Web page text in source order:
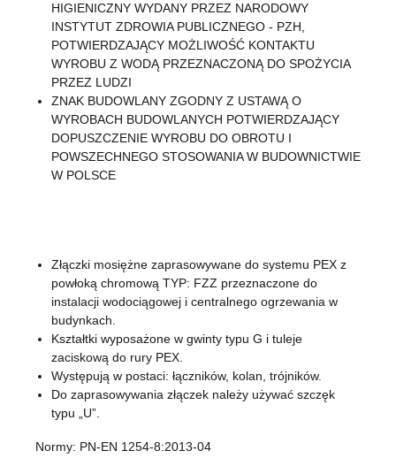
HIGIENICZNY WYDANY PRZEZ NARODOWY
INSTYTUT ZDROWIA PUBLICZNEGO - PZH,
POTWIERDZAJĄCY MOŻLIWOŚĆ KONTAKTU
WYROBU Z WODĄ PRZEZNACZONĄ DO SPOŻYCIA
PRZEZ LUDZI
ZNAK BUDOWLANY ZGODNY Z USTAWĄ O
WYROBACH BUDOWLANYCH POTWIERDZAJĄCY
DOPUSZCZENIE WYROBU DO OBROTU I
POWSZECHNEGO STOSOWANIA W BUDOWNICTWIE
W POLSCE
Złączki mosiężne zaprasowywane do systemu PEX z
powłoką chromową TYP: FZZ przeznaczone do
instalacji wodociągowej i centralnego ogrzewania w
budynkach.
Kształtki wyposażone w gwinty typu G i tuleje
zaciskową do rury PEX.
Występują w postaci: łączników, kolan, trójników.
Do zaprasowywania złączek należy używać szczęk
typu „U”.
Normy: PN-EN 1254-8:2013-04